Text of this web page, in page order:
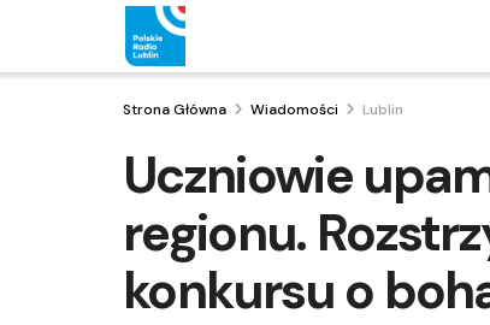
Strona Główna Wiadomości Lublin
Uczniowie
regionu.
konkursu o